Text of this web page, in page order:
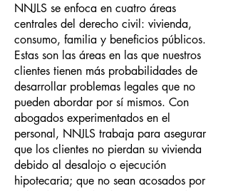
NNJLS se enfoca en cuatro áreas
centrales del derecho civil: vivienda,
consumo, familia y beneficios públicos.
Estas son las áreas en las que nuestros
clientes tienen más probabilidades de
desarrollar problemas legales que no
pueden abordar por sí mismos. Con
abogados experimentados en el
personal, NNJLS trabaja para asegurar
que los clientes no pierdan su vivienda
debido al desalojo o ejecución
hipotecaria; que no sean acosados por